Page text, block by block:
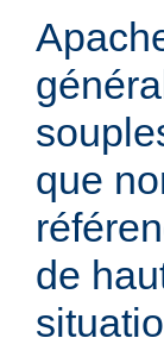
que
de